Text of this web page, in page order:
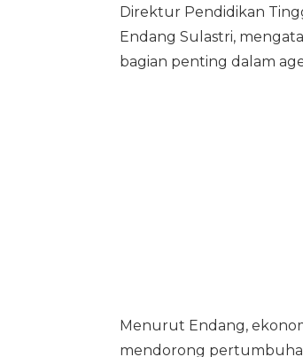
Direktur Pendidikan
Endang Sulastri,
bagian penting dalam
Menurut Endang,
mendorong